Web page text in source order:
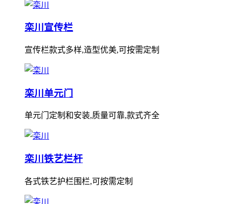
栾川宣传栏
宣传栏款式多样,造型优美,可按需定制
栾川单元门
单元门定制和安装,质量可靠,款式齐全
栾川铁艺栏杆
各式铁艺护栏围栏,可按需定制